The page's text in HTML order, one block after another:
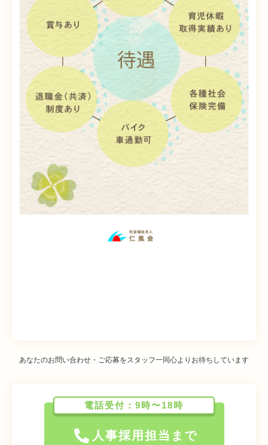
あなたのお問い合わせ・ご応募をスタッフ一同心よりお待ちしています
電話受付：9時〜18時
人事採用担当まで